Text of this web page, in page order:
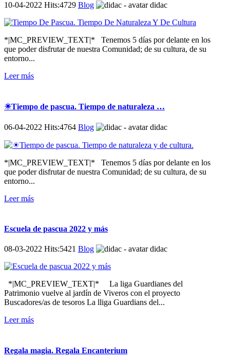
10-04-2022 Hits:4729 Blog didac
*|MC_PREVIEW_TEXT|* Tenemos 5 días por delante en los
que poder disfrutar de nuestra Comunidad; de su cultura, de su
entorno...
Leer más
☀Tiempo de pascua. Tiempo de naturaleza …
06-04-2022 Hits:4764 Blog didac
*|MC_PREVIEW_TEXT|* Tenemos 5 días por delante en los
que poder disfrutar de nuestra Comunidad; de su cultura, de su
entorno...
Leer más
Escuela de pascua 2022 y más
08-03-2022 Hits:5421 Blog didac
*|MC_PREVIEW_TEXT|* La liga Guardianes del
Patrimonio vuelve al jardín de Viveros con el proyecto
Buscadores/as de tesoros La lliga Guardians del...
Leer más
Regala magia. Regala Encanterium